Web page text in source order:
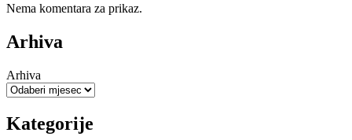
Nema komentara za prikaz.
Arhiva
Arhiva
Kategorije